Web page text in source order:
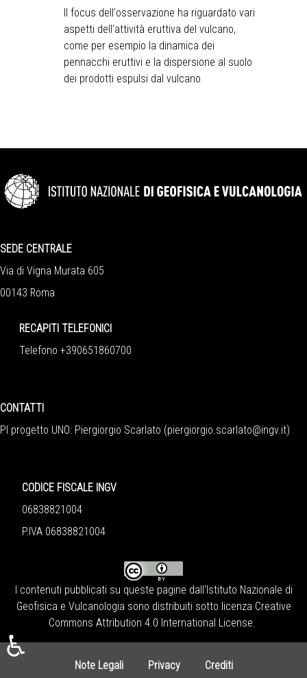
Il focus dell'osservazione ha riguardato vari
aspetti dell’attività eruttiva del vulcano,
come per esempio la dinamica dei
pennacchi eruttivi e la dispersione al suolo
dei prodotti espulsi dal vulcano
SEDE CENTRALE
Via di Vigna Murata 605
00143 Roma
RECAPITI TELEFONICI
Telefono +390651860700
CONTATTI
PI progetto UNO: Piergiorgio Scarlato (piergiorgio.scarlato@ingv.it)
CODICE FISCALE INGV
06838821004
P.IVA 06838821004
I contenuti pubblicati su queste pagine dall'Istituto Nazionale di
Geofisica e Vulcanologia sono distribuiti sotto licenza Creative
Commons Attribution 4.0 International License
Note Legali Privacy Crediti